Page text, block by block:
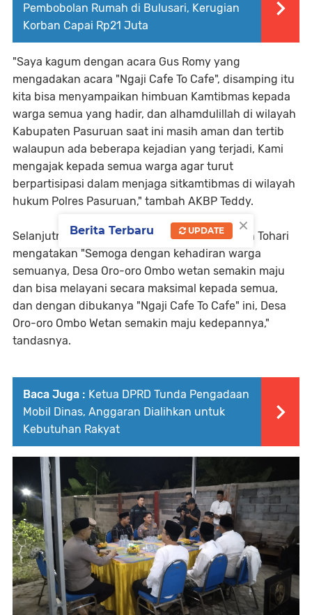
Pembobolan Rumah di Bulusari, Kerugian
Korban Capai Rp21 Juta
"Saya kagum dengan acara Gus Romy yang
mengadakan acara "Ngaji Cafe To Cafe", disamping itu
kita bisa menyampaikan himbuan Kamtibmas kepada
warga semua yang hadir, dan alhamdulillah di wilayah
Kabupaten Pasuruan saat ini masih aman dan tertib
walaupun ada beberapa kejadian yang terjadi, Kami
mengajak kepada semua warga agar turut
berpartisipasi dalam menjaga sitkamtibmas di wilayah
hukum Polres Pasuruan," tambah AKBP Teddy.
Selanjutnya, Kades Oro-oro Ombo Wetan Amin Tohari
mengatakan "Semoga dengan kehadiran warga
semuanya, Desa Oro-oro Ombo wetan semakin maju
dan bisa melayani secara maksimal kepada semua,
dan dengan dibukanya "Ngaji Cafe To Cafe" ini, Desa
Oro-oro Ombo Wetan semakin maju kedepannya,"
tandasnya.
Baca Juga : Ketua DPRD Tunda Pengadaan
Mobil Dinas, Anggaran Dialihkan untuk
Kebutuhan Rakyat
×
Berita Terbaru UPDATE